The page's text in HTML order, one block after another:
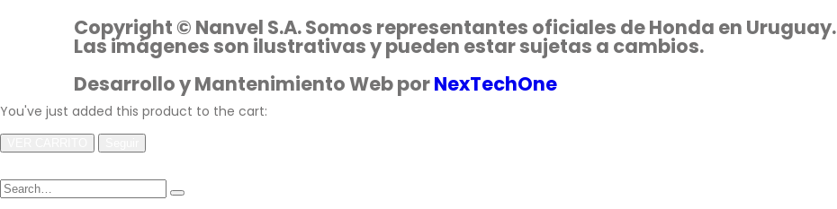
Copyright © Nanvel S.A. Somos representantes oficiales de Honda en Uruguay.
Las imágenes son ilustrativas y pueden estar sujetas a cambios.
Desarrollo y Mantenimiento Web porNexTechOne
You've just added this product to the cart: